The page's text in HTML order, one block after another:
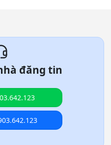
đăng tin